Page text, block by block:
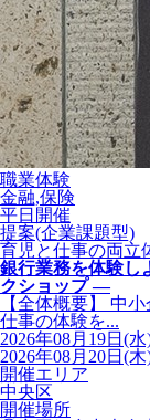
職業体験
金融,保険
平日開催
提案(企業課題型)
育児と仕事の両立
銀行業務を体験し
クショップ ―
【全体概要】 中
仕事の体験を...
2026年08月19日(水
2026年08月20日(木
開催エリア
中央区
開催場所